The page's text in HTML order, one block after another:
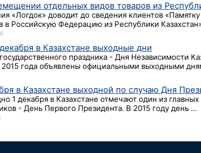
отдельных видов товаров из
«Логдок» доводит до сведения клиентов
в Российскую Федерацию из Республики
в Казахстане выходные дни
праздника - Дня Независимости
2015 года объявлены официальными выходными
в Казахстане выходной по случаю Дня
1 декабря в Казахстане отмечают один из
- День Первого Президента. В 2015 году день ...